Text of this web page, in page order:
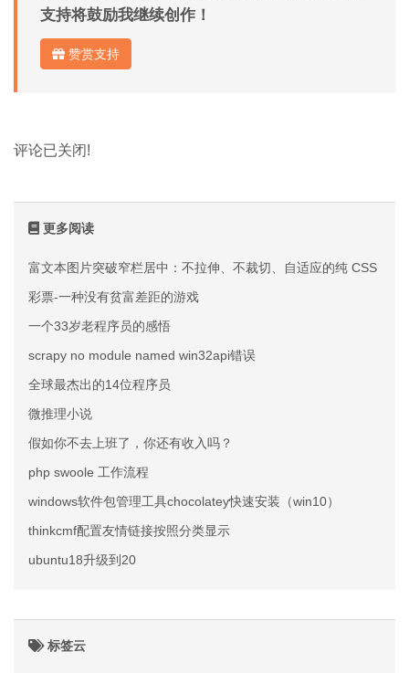
支持将鼓励我继续创作！
赞赏支持
评论已关闭!
更多阅读
富文本图片突破窄栏居中：不拉伸、不裁切、自适应的纯 CSS 方案
彩票-一种没有贫富差距的游戏
一个33岁老程序员的感悟
scrapy no module named win32api错误
全球最杰出的14位程序员
微推理小说
假如你不去上班了，你还有收入吗？
php swoole 工作流程
windows软件包管理工具chocolatey快速安装（win10）
thinkcmf配置友情链接按照分类显示
ubuntu18升级到20
标签云